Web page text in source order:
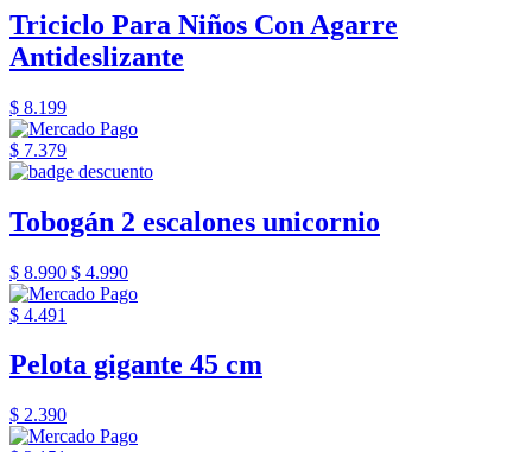
Triciclo Para Niños Con Agarre
Antideslizante
$ 8.199
$ 7.379
Tobogán 2 escalones unicornio
$ 8.990 $ 4.990
$ 4.491
Pelota gigante 45 cm
$ 2.390